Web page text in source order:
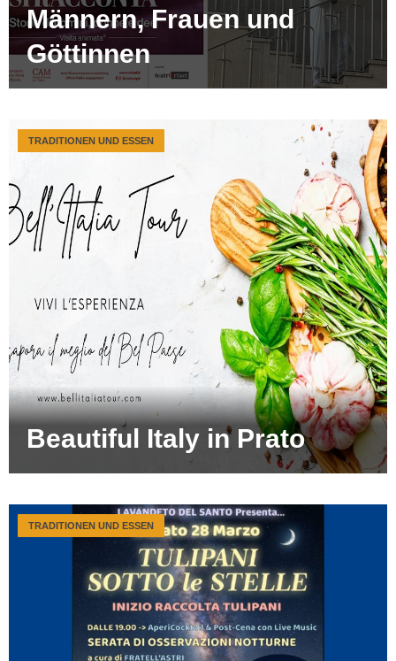
Männern, Frauen und
Göttinnen
Beautiful Italy in Prato
TRADITIONEN UND ESSEN
TRADITIONEN UND ESSEN